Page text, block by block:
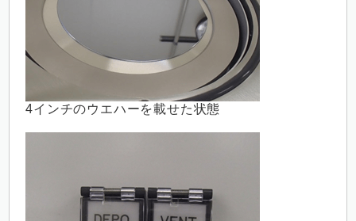
4インチのウエハーを載せた状態